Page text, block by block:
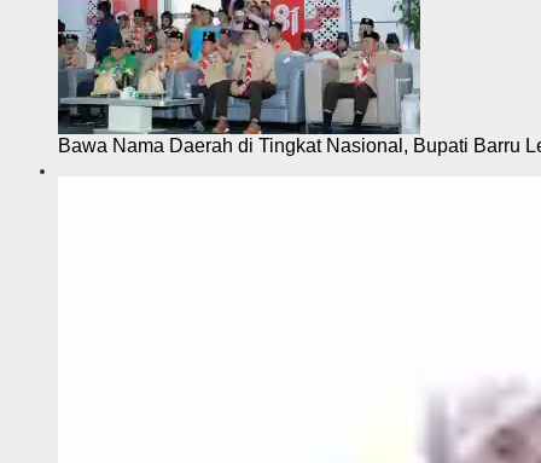
Bawa Nama Daerah di Tingkat Nasional, Bupati Barru